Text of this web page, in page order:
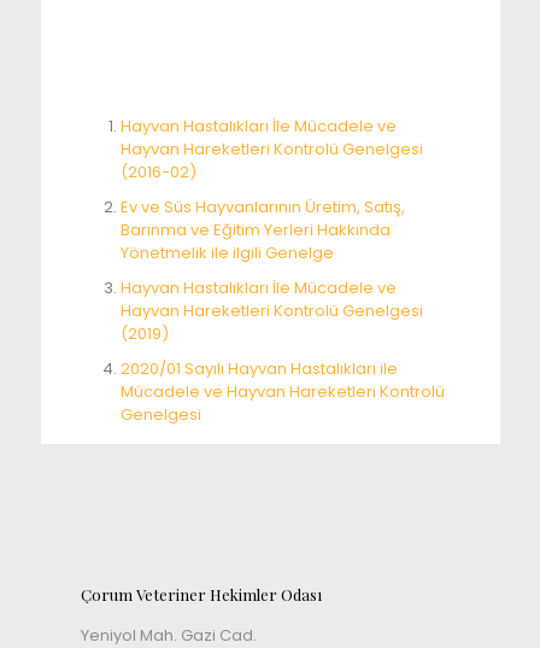
Hayvan Hastalıkları İle Mücadele ve
Hayvan Hareketleri Kontrolü Genelgesi
(2016-02)
Ev ve Süs Hayvanlarının Üretim, Satış,
Barınma ve Eğitim Yerleri Hakkında
Yönetmelik ile ilgili Genelge
Hayvan Hastalıkları İle Mücadele ve
Hayvan Hareketleri Kontrolü Genelgesi
(2019)
2020/01 Sayılı Hayvan Hastalıkları ile
Mücadele ve Hayvan Hareketleri Kontrolü
Genelgesi
Çorum Veteriner Hekimler Odası
Yeniyol Mah. Gazi Cad.